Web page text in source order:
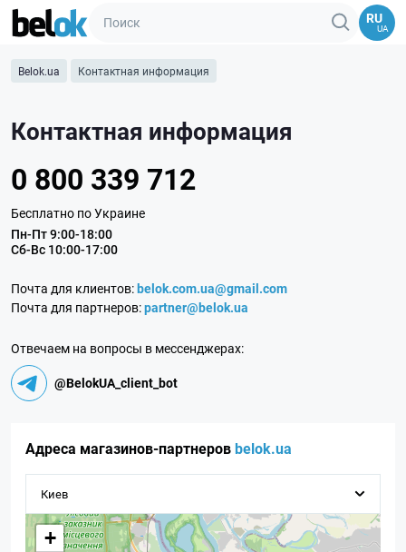
RU
UA
Belok.ua Контактная информация
Контактная информация
0 800 339 712
Бесплатно по Украине
Пн-Пт 9:00-18:00
Сб-Вс 10:00-17:00
Почта для клиентов:belok.com.ua@gmail.com
Почта для партнеров:partner@belok.ua
Отвечаем на вопросы в мессенджерах:
@BelokUA_client_bot
Адреса магазинов-партнеровbelok.ua
+